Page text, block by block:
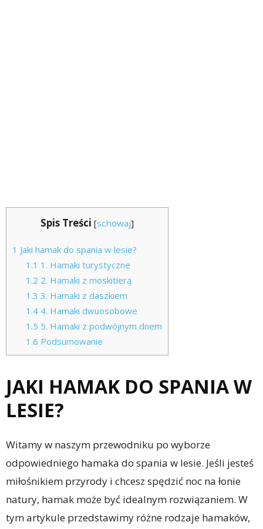
Spis Treści [schowaj]
1 Jaki hamak do spania w lesie?
1.1 1. Hamaki turystyczne
1.2 2. Hamaki z moskitierą
1.3 3. Hamaki z daszkiem
1.44. Hamaki dwuosobowe
1.5 5. Hamaki z podwójnym dnem
1.6 Podsumowanie
JAKI HAMAK DO SPANIA W
LESIE?
Witamy w naszym przewodniku po wyborze
odpowiedniego hamaka do spania w lesie. Jeśli jesteś
miłośnikiem przyrody i chcesz spędzić noc na łonie
natury, hamak może być idealnym rozwiązaniem. W
tym artykule przedstawimy różne rodzaje hamaków,